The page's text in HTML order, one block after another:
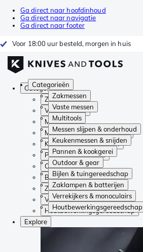
Ga direct naar hoofdinhoud
Ga direct naar navigatie
Ga direct naar footer
Voor 18:00 uur besteld, morgen in huis
Categorieën
Zakmessen
Vaste messen
Multitools
Messen slijpen & onderhoud
Keukenmessen & snijden
Pannen & kookgerei
Outdoor & gear
Bijlen & tuingereedschap
Zaklampen & batterijen
Verrekijkers & monoculairs
Houtbewerkingsgereedschap
Categorieën
Zakmessen
Vaste messen
Multitools
Messen slijpen & onderhoud
Keukenmessen & snijden
Pannen & kookgerei
Outdoor & gear
Bijlen & tuingereedschap
Zaklampen & batterijen
Verrekijkers & monoculairs
Houtbewerkingsgereedschap
Explore